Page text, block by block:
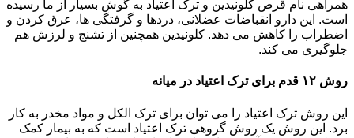
همراهی نام قرص کلونیدین و ترک اعتیاد به گوش بسیار از ما رسیده
است. این دارو انقباضات عضلانی، دردها و گرفتگی ها، عرق کردن و
اضطراب را کاهش می دهد. کلونیدین همچنین از تشنج و لرزش هم
جلوگیری می کند.
روش ۱۲ قدم برای ترک اعتیاد در میانه
این روش ترک اعتیاد را می توان برای ترک الکل و مواد مخدر به کار
برد. این روش یک روش گروهی ترک اعتیاد است که به بیمار کمک